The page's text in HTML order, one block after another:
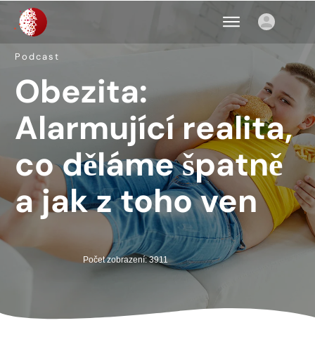
Podcast
Obezita:
Alarmující realita,
co děláme špatně
a jak z toho ven
Počet zobrazení: 3911